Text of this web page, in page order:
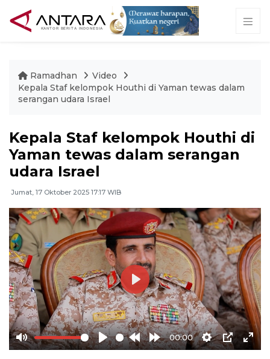
Ramadhan
Video
Kepala Staf kelompok Houthi di Yaman tewas dalam
serangan udara Israel
Kepala Staf kelompok Houthi di
Yaman tewas dalam serangan
udara Israel
Jumat, 17 Oktober 2025 17:17 WIB
Mute Play
RewindForward
00:00
Settings
PIP
Play